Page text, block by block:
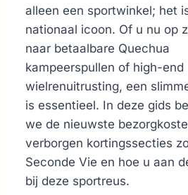
alleen een sportwinkel; het
nationaal icoon. Of u nu op
naar betaalbare Quechua
kampeerspullen of high-end
wielrenuitrusting, een
is essentieel. In deze gids
we de nieuwste
verborgen kortingssecties
Seconde Vie en hoe u aan
bij deze sportreus.